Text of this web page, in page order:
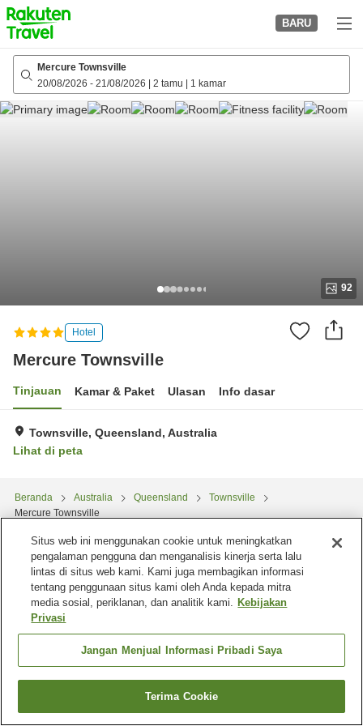
to
top
page
BARU
Mercure Townsville
20/08/2026 - 21/08/2026 2 tamu 1 kamar
92
Hotel
Mercure Townsville
Tinjauan Kamar & Paket Ulasan Info dasar
Townsville, Queensland, Australia
Lihat di peta
Beranda Australia Queensland
Townsville
Mercure Townsville
Cari kamar
Situs web ini menggunakan cookie untuk meningkatkan
pengalaman pengguna dan menganalisis kinerja serta lalu
lintas di situs web kami. Kami juga membagikan informasi
tentang penggunaan situs kami oleh Anda kepada mitra
media sosial, periklanan, dan analitik kami. Kebijakan
Privasi
Jangan Menjual Informasi Pribadi Saya
Terima Cookie